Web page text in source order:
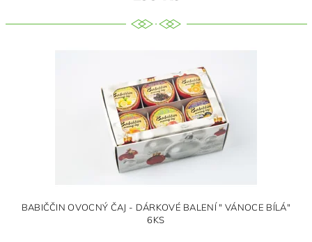
BABIČČIN OVOCNÝ ČAJ - DÁRKOVÉ BALENÍ " VÁNOCE BÍLÁ"
6KS